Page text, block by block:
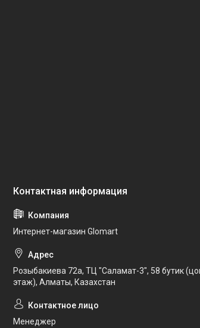
Интернет-магазин Glomart
Розыбакиева 72а, ТЦ "Саламат-3", 58 бутик
этаж), Алматы, Казахстан
Менеджер